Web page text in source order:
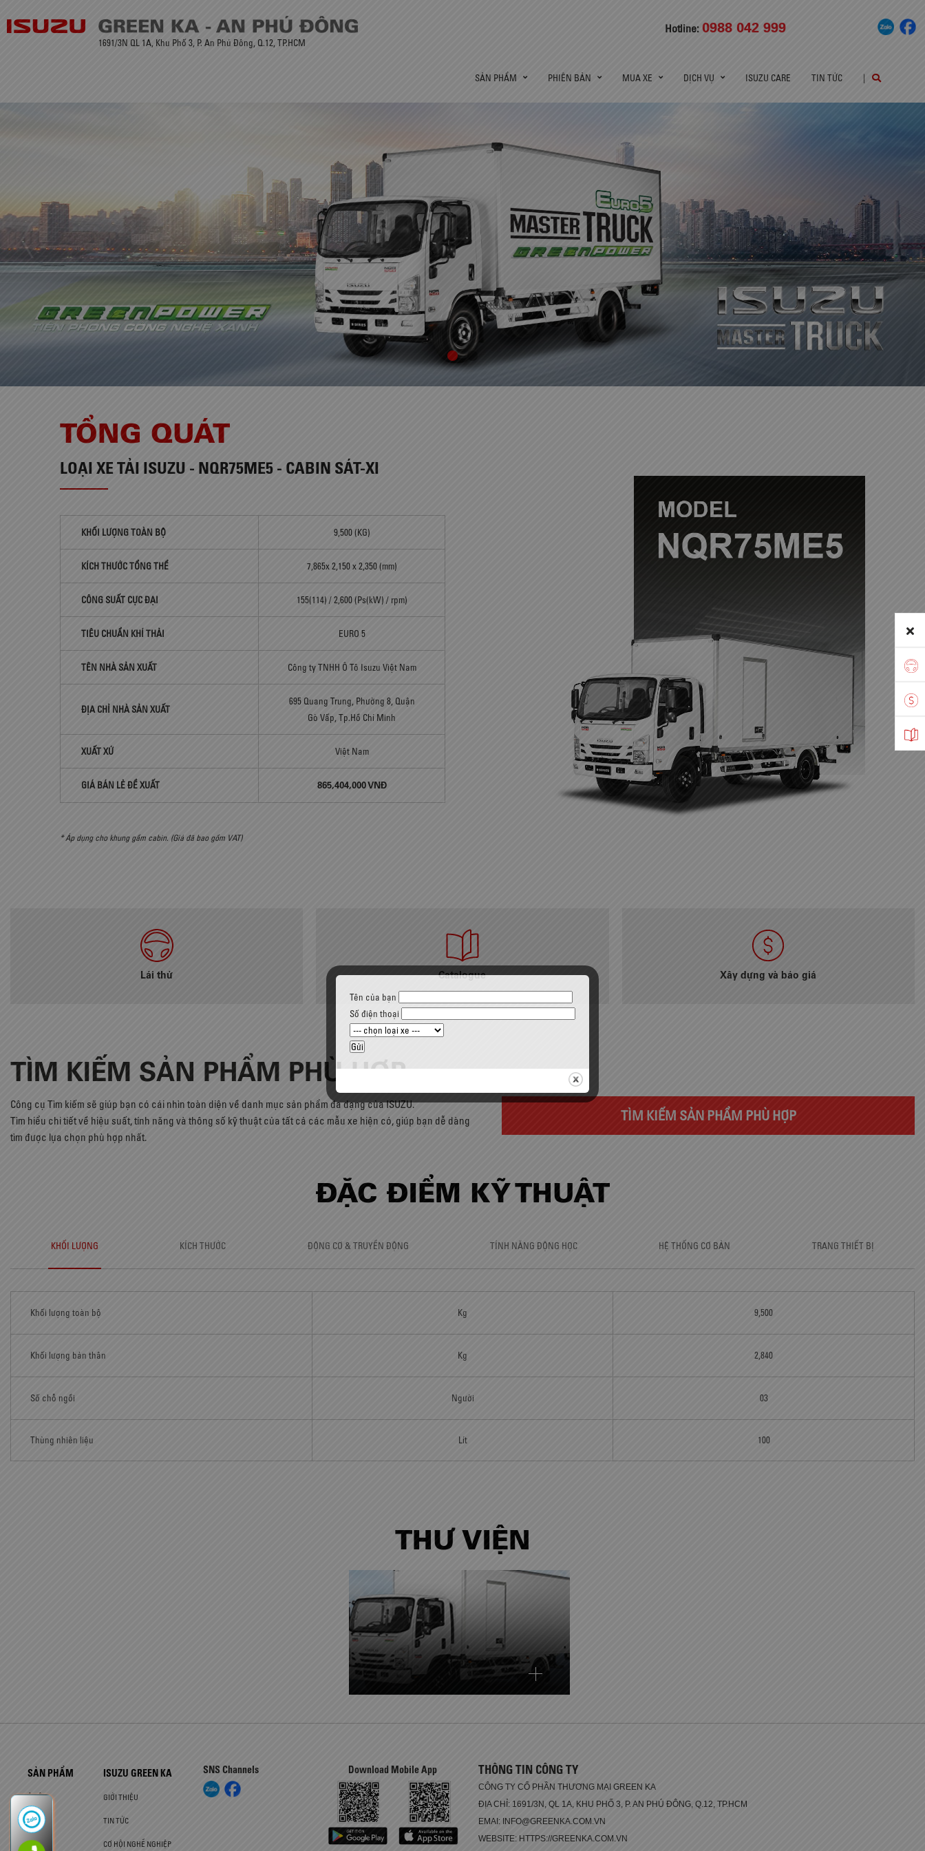
Hotline: 0988 042 999
1691/3N QL 1A, Khu Phố 3, P. An Phú Đông, Q.12, TP.HCM
SẢN PHẨM PHIÊN BẢN MUA XE DỊCH VỤ ISUZU CARE TIN TỨC |
TỔNG QUÁT
LOẠI XE TẢI ISUZU - NQR75ME5 - CABIN SÁT-XI
KHỐI LƯỢNG TOÀN BỘ 9,500 (KG)
KÍCH THƯỚC TỔNG THỂ 7,865x 2,150 x 2,350 (mm)
CÔNG SUẤT CỰC ĐẠI 155(114) / 2,600 (Ps(kW) / rpm)
TIÊU CHUẨN KHÍ THẢI EURO 5
TÊN NHÀ SẢN XUẤT Công ty TNHH Ô Tô Isuzu Việt Nam
ĐỊA CHỈ NHÀ SẢN XUẤT
695 Quang Trung, Phường 8, Quận
Gò Vấp, Tp.Hồ Chí Minh
XUẤT XỨ Việt Nam
GIÁ BÁN LẺ ĐỀ XUẤT 865,404,000 VNĐ
* Áp dụng cho khung gầm cabin. (Giá đã bao gồm VAT)
Lái thử Catalogue Xây dựng và báo giá
TÌM KIẾM SẢN PHẨM PHÙ HỢP
Công cụ Tìm kiếm sẽ giúp bạn có cái nhìn toàn diện về danh mục sản phẩm đa dạng của ISUZU.
Tìm hiểu chi tiết về hiệu suất, tính năng và thông số kỹ thuật của tất cả các mẫu xe hiện có, giúp bạn dễ dàng
tìm được lựa chọn phù hợp nhất.
TÌM KIẾM SẢN PHẨM PHÙ HỢP
ĐẶC ĐIỂM KỸ THUẬT
KHỐI LƯỢNG KÍCH THƯỚC ĐỘNG CƠ & TRUYỀN ĐỘNG TÍNH NĂNG ĐỘNG HỌC HỆ THỐNG CƠ BẢN TRANG THIẾT BỊ
Khối lượng toàn bộ Kg 9,500
Khối lượng bản thân Kg 2,840
Số chỗ ngồi Người 03
Thùng nhiên liệu Lít 100
THƯ VIỆN
SẢN PHẨM
Ô TÔ
XE TẢI
ISUZU GREEN KA
GIỚI THIỆU
TIN TỨC
CƠ HỘI NGHỀ NGHIỆP
SNS Channels Download Mobile App THÔNG TIN CÔNG TY
CÔNG TY CỔ PHẦN THƯƠNG MẠI GREEN KA
ĐỊA CHỈ: 1691/3N, QL 1A, KHU PHỐ 3, P. AN PHÚ ĐÔNG, Q.12, TP.HCM
EMAI: INFO@GREENKA.COM.VN
WEBSITE: HTTPS://GREENKA.COM.VN
Tên của bạn
Số điện thoại